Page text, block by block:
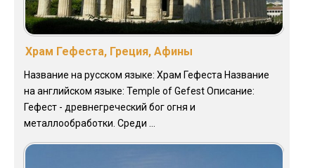
Храм Гефеста, Греция, Афины
Название на русском языке: Храм Гефеста Название
на английском языке: Temple of Gefest Описание:
Гефест - древнегреческий бог огня и
металлообработки. Среди ...